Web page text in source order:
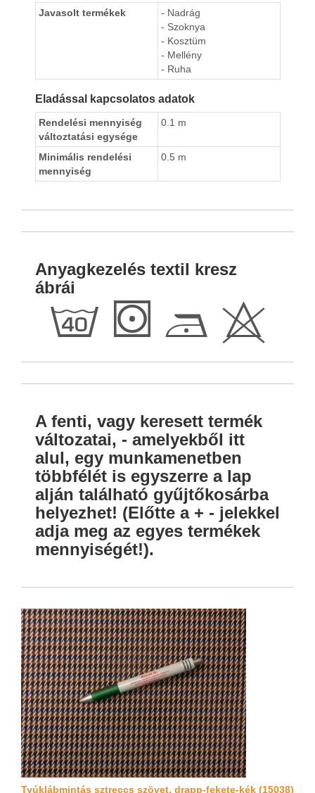
Javasolt termékek
- Nadrág
- Szoknya
- Kosztüm
- Mellény
- Ruha
Eladással kapcsolatos adatok
Rendelési mennyiség
változtatási egysége
0.1 m
Minimális rendelési
mennyiség
0.5 m
Anyagkezelés textil kresz
ábrái
h S D H
A fenti, vagy keresett termék
változatai, - amelyekből itt
alul, egy munkamenetben
többfélét is egyszerre a lap
alján található gyűjtőkosárba
helyezhet! (Előtte a + - jelekkel
adja meg az egyes termékek
mennyiségét!).
Tyúklábmintás sztreccs szövet, drapp-fekete-kék (15038)